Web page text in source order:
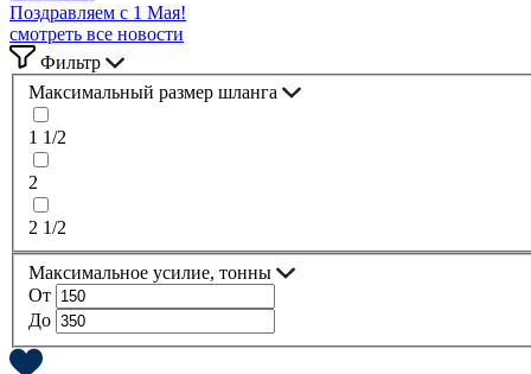
Поздравляем с 1 Мая!
смотреть все новости
Фильтр
Максимальный размер шланга
1 1/2
2
2 1/2
Максимальное усилие, тонны
От
До